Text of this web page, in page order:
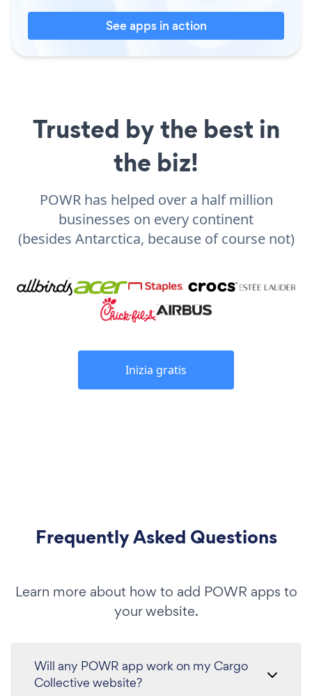
See apps in action
Trusted by the best in
the biz!
POWR has helped over a half million
businesses on every continent
(besides Antarctica, because of course not)
Inizia gratis
Frequently Asked Questions
Learn more about how to add POWR apps to
your website.
Will any POWR app work on my Cargo
Collective website?